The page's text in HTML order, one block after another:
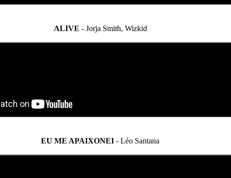
ALIVE - Jorja Smith, Wizkid
EU ME APAIXONEI - Léo Santana